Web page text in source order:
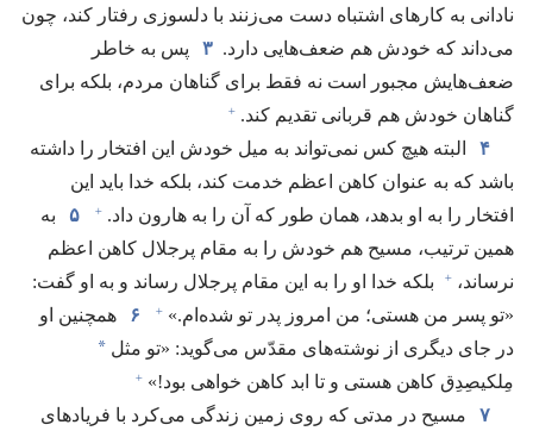
نادانی به کارهای اشتباه دست می‌زنند با دلسوزی رفتار کند،‏ چون
می‌داند که خودش هم ضعف‌هایی دارد.‏ ۳
پس به خاطر
ضعف‌هایش مجبور است نه فقط برای گناهان مردم،‏ بلکه برای
گناهان خودش هم قربانی تقدیم کند.‏ +
۴
البته هیچ کس نمی‌تواند به میل خودش این افتخار را داشته
باشد که به عنوان کاهن اعظم خدمت کند،‏ بلکه خدا باید این
افتخار را به او بدهد،‏ همان طور که آن را به هارون داد.‏ + ۵
به
همین ترتیب،‏ مسیح هم خودش را به مقام پرجلال کاهن اعظم
نرساند،‏ +
بلکه خدا او را به این مقام پرجلال رساند و به او گفت:‏
«تو پسر من هستی؛‏ من امروز پدر تو شده‌ام.‏»‏ + ۶
همچنین او
در جای دیگری از نوشته‌های مقدّس می‌گوید:‏ «تو مثل *
مِلکیصِدِق کاهن هستی و تا ابد کاهن خواهی بود!‏»‏ +
۷
مسیح در مدتی که روی زمین زندگی می‌کرد با فریادهای